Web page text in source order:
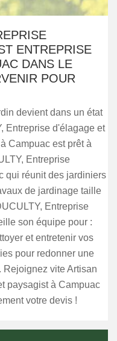
ENTREPRISE
DANS LE
POUR
devient dans un état
Entreprise d'élagage et
Campuac est prêt à
Entreprise
qui réunit des jardiniers
de jardinage taille
Entreprise
son équipe pour :
et entretenir vos
pour redonner une
Rejoignez vite Artisan
paysagist à Campuac
votre devis !